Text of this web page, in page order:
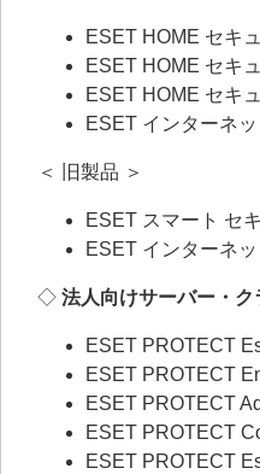
ESET HOME セキ
ESET HOME セキ
ESET HOME セキ
ESET インターネ
＜ 旧製品 ＞
ESET スマート セ
ESET インターネ
◇ 法人向けサーバー・
ESET PROTECT
ESET PROTECT
ESET PROTECT
ESET PROTECT
ESET PROTECT